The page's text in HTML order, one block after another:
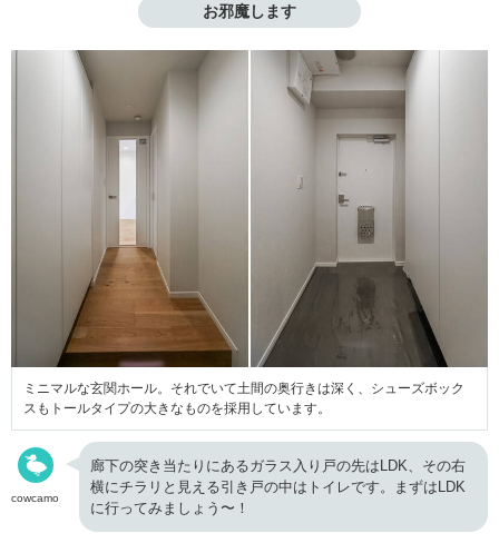
お邪魔します
ミニマルな玄関ホール。それでいて土間の奥行きは深く、シューズボック
スもトールタイプの大きなものを採用しています。
cowcamo
廊下の突き当たりにあるガラス入り戸の先はLDK、その右
横にチラリと見える引き戸の中はトイレです。まずはLDK
に行ってみましょう〜！